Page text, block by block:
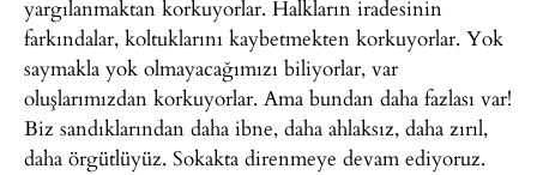
yargılanmaktan korkuyorlar. Halkların iradesinin
farkındalar, koltuklarını kaybetmekten korkuyorlar. Yok
saymakla yok olmayacağımızı biliyorlar, var
oluşlarımızdan korkuyorlar. Ama bundan daha fazlası var!
Biz sandıklarından daha ibne, daha ahlaksız, daha zırıl,
daha örgütlüyüz. Sokakta direnmeye devam ediyoruz.